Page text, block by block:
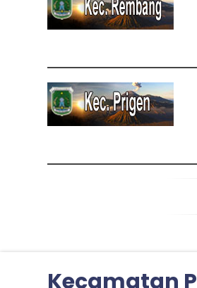
Kecamatan